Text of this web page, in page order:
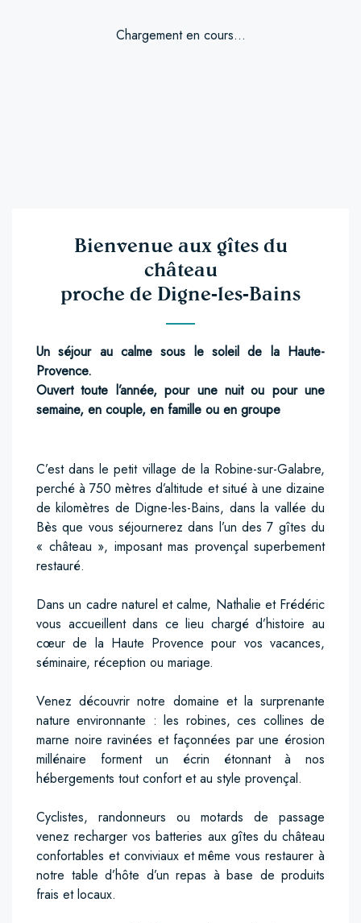
Chargement en cours...
Bienvenue aux gîtes du
château
proche de Digne-les-Bains
Un séjour au calme sous le soleil de la Haute-
Provence.
Ouvert toute l’année, pour une nuit ou pour une
semaine, en couple, en famille ou en groupe
C’est dans le petit village de la Robine-sur-Galabre,
perché à 750 mètres d’altitude et situé à une dizaine
de kilomètres de Digne-les-Bains, dans la vallée du
Bès que vous séjournerez dans l’un des 7 gîtes du
« château », imposant mas provençal superbement
restauré.
Dans un cadre naturel et calme, Nathalie et Frédéric
vous accueillent dans ce lieu chargé d’histoire au
cœur de la Haute Provence pour vos vacances,
séminaire, réception ou mariage.
Venez découvrir notre domaine et la surprenante
nature environnante : les robines, ces collines de
marne noire ravinées et façonnées par une érosion
millénaire forment un écrin étonnant à nos
hébergements tout confort et au style provençal.
Cyclistes, randonneurs ou motards de passage
venez recharger vos batteries aux gîtes du château
confortables et conviviaux et même vous restaurer à
notre table d’hôte d’un repas à base de produits
frais et locaux.